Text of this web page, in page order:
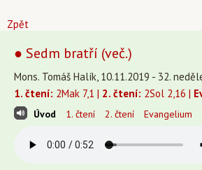
Zpět
● Sedm bratří (več.)
Mons. Tomáš Halík, 10.11.2019 - 32.
1. čtení: 2Mak 7,1 | 2. čtení: 2Sol 2,16 |
Úvod 1. čtení 2. čtení Evangelium